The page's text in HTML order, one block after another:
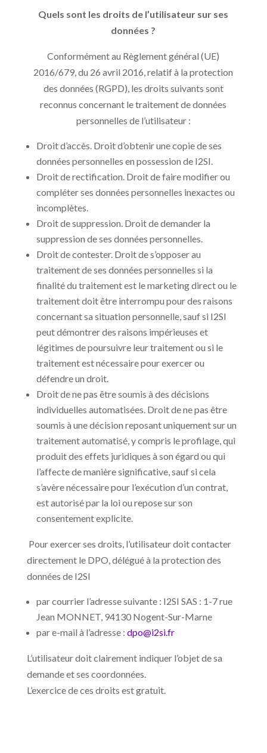
Quels sont les droits de l’utilisateur sur ses
données ?
Conformément au Règlement général (UE)
2016/679, du 26 avril 2016, relatif à la protection
des données (RGPD), les droits suivants sont
reconnus concernant le traitement de données
personnelles de l’utilisateur :
Droit d’accès. Droit d’obtenir une copie de ses
données personnelles en possession de I2SI.
Droit de rectification. Droit de faire modifier ou
compléter ses données personnelles inexactes ou
incomplètes.
Droit de suppression. Droit de demander la
suppression de ses données personnelles.
Droit de contester. Droit de s’opposer au
traitement de ses données personnelles si la
finalité du traitement est le marketing direct ou le
traitement doit être interrompu pour des raisons
concernant sa situation personnelle, sauf si I2SI
peut démontrer des raisons impérieuses et
légitimes de poursuivre leur traitement ou si le
traitement est nécessaire pour exercer ou
défendre un droit.
Droit de ne pas être soumis à des décisions
individuelles automatisées. Droit de ne pas être
soumis à une décision reposant uniquement sur un
traitement automatisé, y compris le profilage, qui
produit des effets juridiques à son égard ou qui
l’affecte de manière significative, sauf si cela
s’avère nécessaire pour l’exécution d’un contrat,
est autorisé par la loi ou repose sur son
consentement explicite.
Pour exercer ses droits, l’utilisateur doit contacter
directement le DPO, délégué à la protection des
données de I2SI
par courrier l’adresse suivante : I2SI SAS : 1-7 rue
Jean MONNET, 94130 Nogent-Sur-Marne
par e-mail à l’adresse : dpo@i2si.fr
L’utilisateur doit clairement indiquer l’objet de sa
demande et ses coordonnées.
L’exercice de ces droits est gratuit.